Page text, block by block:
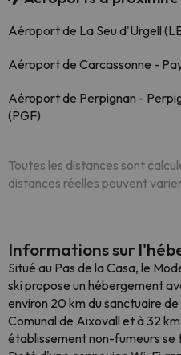
Aéroport de La Seu d'Urgell
Aéroport de Carcassonne -
Aéroport de Perpignan -
(PGF)
Toutes les distances sont
distances réelles peuvent
Informations sur
Situé au Pas de la Casa, le
ski propose un hébergement
environ 20 km du sanctuaire
Comunal de Aixovall et à 32
établissement non-fumeurs se